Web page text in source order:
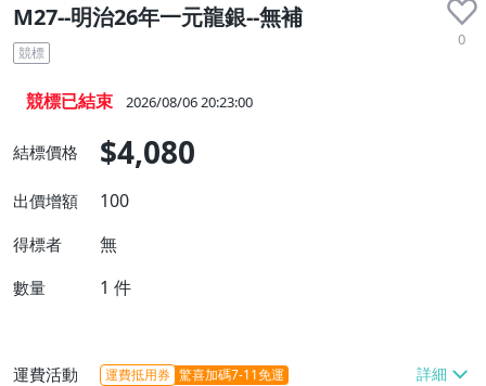
M27--明治26年一元龍銀--無補
0
競標
競標已結束 2026/08/06 20:23:00
結標價格 $4,080
出價增額 100
得標者 無
數量 1 件
運費活動 運費抵用券 驚喜加碼7-11免運